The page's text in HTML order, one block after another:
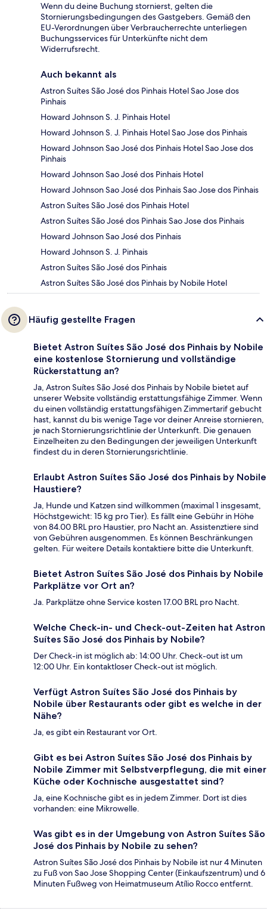
Wenn du deine Buchung stornierst, gelten die
Stornierungsbedingungen des Gastgebers. Gemäß den
EU-Verordnungen über Verbraucherrechte unterliegen
Buchungsservices für Unterkünfte nicht dem
Widerrufsrecht.
Auch bekannt als
Astron Suítes São José dos Pinhais Hotel Sao Jose dos
Pinhais
Howard Johnson S. J. Pinhais Hotel
Howard Johnson S. J. Pinhais Hotel Sao Jose dos Pinhais
Howard Johnson Sao José dos Pinhais Hotel Sao Jose dos
Pinhais
Howard Johnson Sao José dos Pinhais Hotel
Howard Johnson Sao José dos Pinhais Sao Jose dos Pinhais
Astron Suítes São José dos Pinhais Hotel
Astron Suítes São José dos Pinhais Sao Jose dos Pinhais
Howard Johnson Sao José dos Pinhais
Howard Johnson S. J. Pinhais
Astron Suítes São José dos Pinhais
Astron Suítes São José dos Pinhais by Nobile Hotel
Häufig gestellte Fragen
Bietet Astron Suítes São José dos Pinhais by Nobile
eine kostenlose Stornierung und vollständige
Rückerstattung an?
Ja, Astron Suítes São José dos Pinhais by Nobile bietet auf
unserer Website vollständig erstattungsfähige Zimmer. Wenn
du einen vollständig erstattungsfähigen Zimmertarif gebucht
hast, kannst du bis wenige Tage vor deiner Anreise stornieren,
je nach Stornierungsrichtlinie der Unterkunft. Die genauen
Einzelheiten zu den Bedingungen der jeweiligen Unterkunft
findest du in deren Stornierungsrichtlinie.
Erlaubt Astron Suítes São José dos Pinhais by Nobile
Haustiere?
Ja, Hunde und Katzen sind willkommen (maximal 1 insgesamt,
Höchstgewicht: 15 kg pro Tier). Es fällt eine Gebühr in Höhe
von 84.00 BRL pro Haustier, pro Nacht an. Assistenztiere sind
von Gebühren ausgenommen. Es können Beschränkungen
gelten. Für weitere Details kontaktiere bitte die Unterkunft.
Bietet Astron Suítes São José dos Pinhais by Nobile
Parkplätze vor Ort an?
Ja. Parkplätze ohne Service kosten 17.00 BRL pro Nacht.
Welche Check-in- und Check-out-Zeiten hat Astron
Suítes São José dos Pinhais by Nobile?
Der Check-in ist möglich ab: 14:00 Uhr. Check-out ist um
12:00 Uhr. Ein kontaktloser Check-out ist möglich.
Verfügt Astron Suítes São José dos Pinhais by
Nobile über Restaurants oder gibt es welche in der
Nähe?
Ja, es gibt ein Restaurant vor Ort.
Gibt es bei Astron Suítes São José dos Pinhais by
Nobile Zimmer mit Selbstverpflegung, die mit einer
Küche oder Kochnische ausgestattet sind?
Ja, eine Kochnische gibt es in jedem Zimmer. Dort ist dies
vorhanden: eine Mikrowelle.
Was gibt es in der Umgebung von Astron Suítes São
José dos Pinhais by Nobile zu sehen?
Astron Suítes São José dos Pinhais by Nobile ist nur 4 Minuten
zu Fuß von Sao Jose Shopping Center (Einkaufszentrum) und 6
Minuten Fußweg von Heimatmuseum Atílio Rocco entfernt.